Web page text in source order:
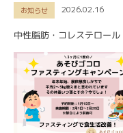
お知らせ 2026.02.16
中性脂肪・コレステロール